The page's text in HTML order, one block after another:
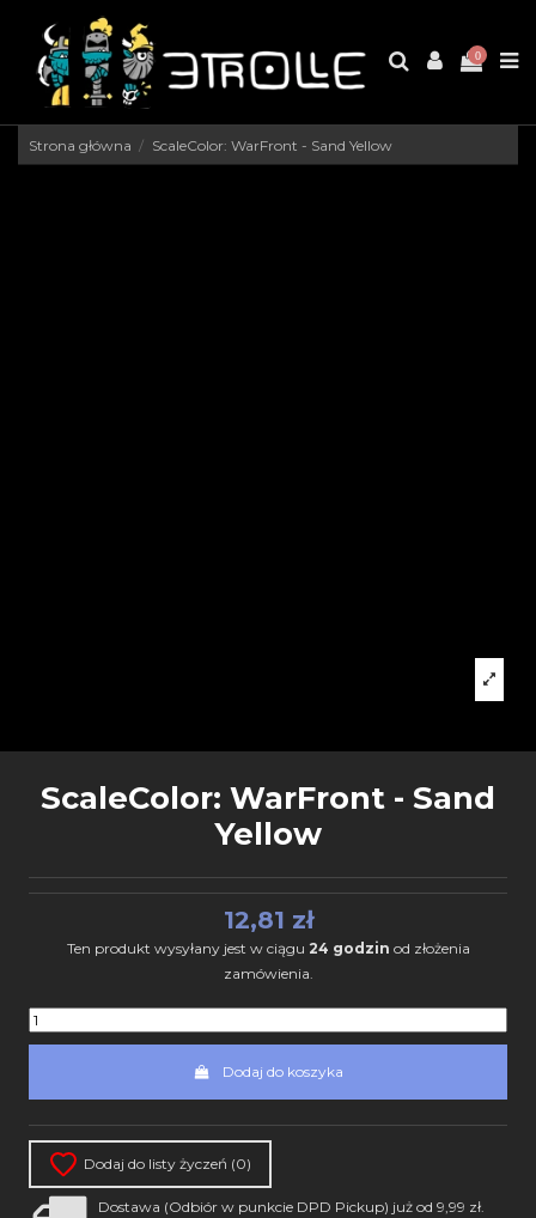
0
Strona główna ScaleColor: WarFront - Sand Yellow
ScaleColor: WarFront - Sand
Yellow
12,81 zł
Ten produkt wysyłany jest w ciągu 24 godzin od złożenia
zamówienia.
Dodaj do koszyka
Dodaj do listy życzeń (0)
Dostawa (Odbiór w punkcie DPD Pickup) już od 9,99 zł.